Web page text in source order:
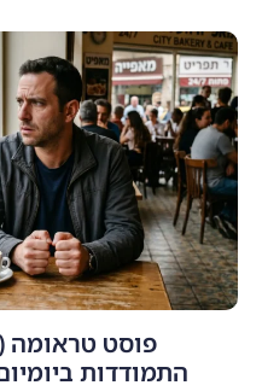
התמודדות